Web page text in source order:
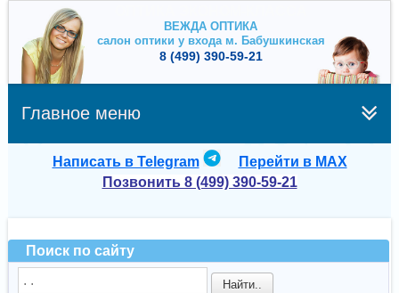
ВЕЖДА ОПТИКА
салон оптики у входа м. Бабушкинская
8 (499) 390-59-21
Главное меню
Написать в Telegram
Перейти в MAX
Позвонить 8 (499) 390-59-21
Поиск по сайту
Найти..